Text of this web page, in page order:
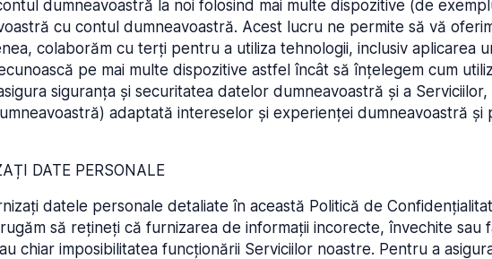
dumneavoastră la noi folosind mai multe dispozitive (de
cu contul dumneavoastră. Acest lucru ne permite să vă
colaborăm cu terți pentru a utiliza tehnologii, inclusiv aplicarea
pe mai multe dispozitive astfel încât să înțelegem cum
siguranța și securitatea datelor dumneavoastră și a
adaptată intereselor și experienței dumneavoastră
DATE PERSONALE
datele personale detaliate în această Politică de
să rețineți că furnizarea de informații incorecte, învechite sau
chiar imposibilitatea funcționării Serviciilor noastre. Pentru a